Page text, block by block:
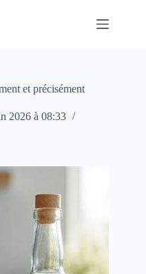
et précisément
2026 à 08:33